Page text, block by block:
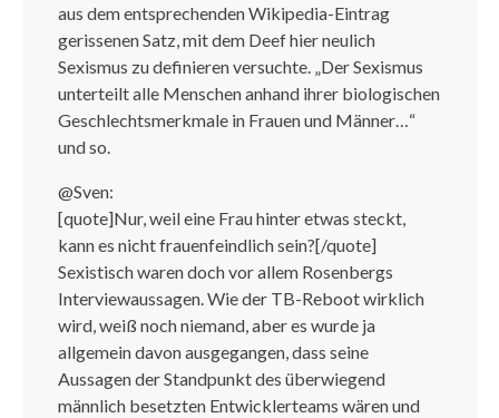
aus dem entsprechenden Wikipedia-Eintrag
gerissenen Satz, mit dem Deef hier neulich
Sexismus zu definieren versuchte. „Der Sexismus
unterteilt alle Menschen anhand ihrer biologischen
Geschlechtsmerkmale in Frauen und Männer…“
und so.
@Sven:
[quote]Nur, weil eine Frau hinter etwas steckt,
kann es nicht frauenfeindlich sein?[/quote]
Sexistisch waren doch vor allem Rosenbergs
Interviewaussagen. Wie der TB-Reboot wirklich
wird, weiß noch niemand, aber es wurde ja
allgemein davon ausgegangen, dass seine
Aussagen der Standpunkt des überwiegend
männlich besetzten Entwicklerteams wären und